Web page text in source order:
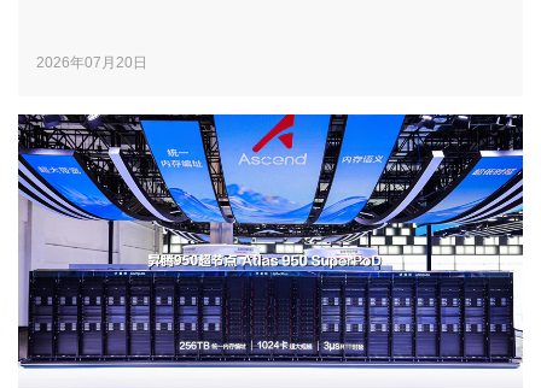
2026年07月20日